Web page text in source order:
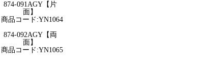
874-091AGY【片
面】
商品コード:YN1064
874-092AGY【両
面】
商品コード:YN1065